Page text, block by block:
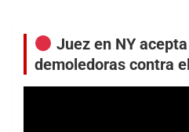
Juez en NY
demoledoras contra